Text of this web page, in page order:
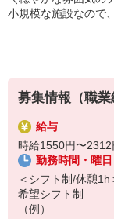
小規模な施設なので
・お散歩の付き添い
日収例）
時給1,550円×実働8h
日勤のみで残業もほ
「来月には仕事を決
まずはお気軽にお問
募集情報（職業
給与
時給1550円〜
勤務時間・曜日
＜シフト制/休憩1h
希望シフト制
（例）